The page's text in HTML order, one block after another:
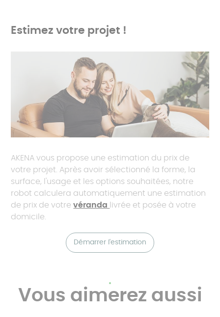
Estimez votre projet !
AKENA vous propose une estimation du prix de
votre projet. Après avoir sélectionné la forme, la
surface, l'usage et les options souhaitées, notre
robot calculera automatiquement une estimation
de prix de votrevéranda
livrée et posée à votre
domicile.
Démarrer l'estimation
Vous aimerez aussi